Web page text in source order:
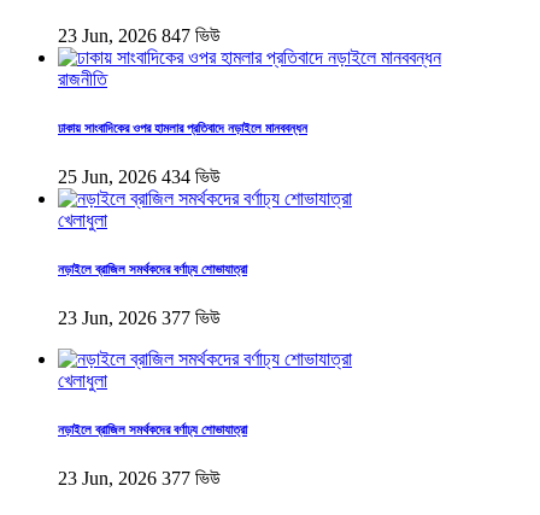
23 Jun, 2026 847 ভিউ
রাজনীতি
ঢাকায় সাংবাদিকের ওপর হামলার প্রতিবাদে নড়াইলে মানববন্ধন
25 Jun, 2026 434 ভিউ
খেলাধুলা
নড়াইলে ব্রাজিল সমর্থকদের বর্ণাঢ্য শোভাযাত্রা
23 Jun, 2026 377 ভিউ
খেলাধুলা
নড়াইলে ব্রাজিল সমর্থকদের বর্ণাঢ্য শোভাযাত্রা
23 Jun, 2026 377 ভিউ